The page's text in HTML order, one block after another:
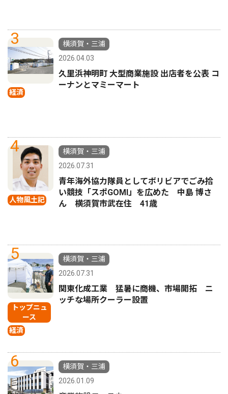
3
経済
横須賀・三浦
2026.04.03
久里浜神明町 大型商業施設 出店者を公表 コ
ーナンとマミーマート
4
人物風土記
横須賀・三浦
2026.07.31
青年海外協力隊員としてボリビアでごみ拾
い競技「スポGOMI」を広めた 中島 博さ
ん 横須賀市武在住 41歳
5
トップニュ
ース
経済
横須賀・三浦
2026.07.31
関東化成工業 猛暑に商機、市場開拓 ニ
ッチな場所クーラー設置
6
横須賀・三浦
2026.01.09